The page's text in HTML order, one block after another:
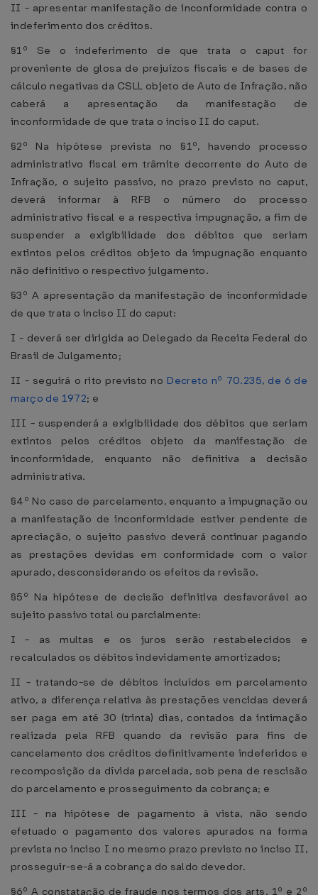
II - apresentar manifestação de inconformidade contra o
indeferimento dos créditos.
§1º Se o indeferimento de que trata o caput for
proveniente de glosa de prejuízos fiscais e de bases de
cálculo negativas da CSLL objeto de Auto de Infração, não
caberá a apresentação da manifestação de
inconformidade de que trata o inciso II do caput.
§2º Na hipótese prevista no §1º, havendo processo
administrativo fiscal em trâmite decorrente do Auto de
Infração, o sujeito passivo, no prazo previsto no caput,
deverá informar à RFB o número do processo
administrativo fiscal e a respectiva impugnação, a fim de
suspender a exigibilidade dos débitos que seriam
extintos pelos créditos objeto da impugnação enquanto
não definitivo o respectivo julgamento.
§3º A apresentação da manifestação de inconformidade
de que trata o inciso II do caput:
I - deverá ser dirigida ao Delegado da Receita Federal do
Brasil de Julgamento;
II - seguirá o rito previsto no Decreto nº 70.235, de 6 de
março de 1972; e
III - suspenderá a exigibilidade dos débitos que seriam
extintos pelos créditos objeto da manifestação de
inconformidade, enquanto não definitiva a decisão
administrativa.
§4º No caso de parcelamento, enquanto a impugnação ou
a manifestação de inconformidade estiver pendente de
apreciação, o sujeito passivo deverá continuar pagando
as prestações devidas em conformidade com o valor
apurado, desconsiderando os efeitos da revisão.
§5º Na hipótese de decisão definitiva desfavorável ao
sujeito passivo total ou parcialmente:
I - as multas e os juros serão restabelecidos e
recalculados os débitos indevidamente amortizados;
II - tratando-se de débitos incluídos em parcelamento
ativo, a diferença relativa às prestações vencidas deverá
ser paga em até 30 (trinta) dias, contados da intimação
realizada pela RFB quando da revisão para fins de
cancelamento dos créditos definitivamente indeferidos e
recomposição da dívida parcelada, sob pena de rescisão
do parcelamento e prosseguimento da cobrança; e
III - na hipótese de pagamento à vista, não sendo
efetuado o pagamento dos valores apurados na forma
prevista no inciso I no mesmo prazo previsto no inciso II,
prosseguir-se-á a cobrança do saldo devedor.
§6º A constatação de fraude nos termos dos arts. 1º e 2º